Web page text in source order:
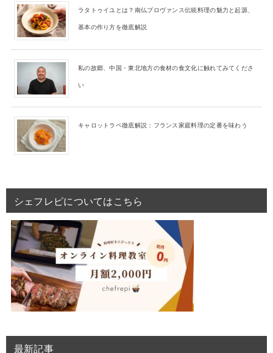
ラタトゥイユとは？南仏プロヴァンス伝統料理の魅力と起源、
基本の作り方を徹底解説
私の故郷、中国・東北地方の食材の食文化に触れてみてくださ
い
キャロットラペ徹底解説：フランス家庭料理の定番を味わう
シェフレピについてはこちら
最新記事